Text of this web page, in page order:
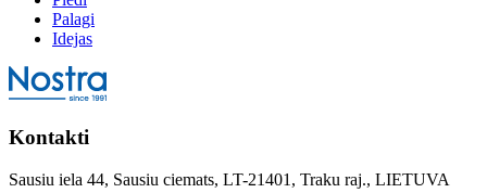
Palagi
Idejas
Kontakti
Sausiu iela 44, Sausiu ciemats, LT-21401, Traku raj., LIETUVA